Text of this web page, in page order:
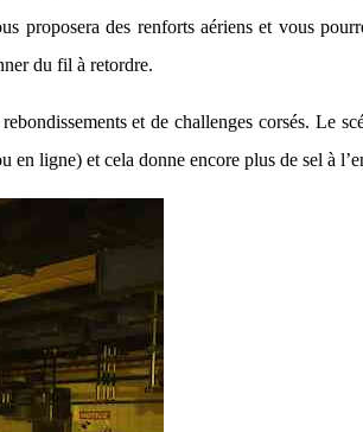
proposera des renforts aériens et vous
du fil à retordre.
et de challenges corsés. Le
en ligne) et cela donne encore plus de sel à